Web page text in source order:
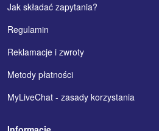
Jak składać zapytania?
Regulamin
Reklamacje i zwroty
Metody płatności
MyLiveChat - zasady korzystania